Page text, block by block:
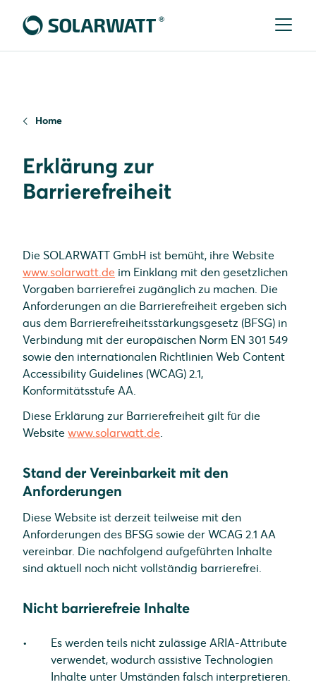
Home
Erklärung zur
Barrierefreiheit
Die SOLARWATT GmbH ist bemüht, ihre Website
www.solarwatt.de im Einklang mit den gesetzlichen
Vorgaben barrierefrei zugänglich zu machen. Die
Anforderungen an die Barrierefreiheit ergeben sich
aus dem Barrierefreiheitsstärkungsgesetz (BFSG) in
Verbindung mit der europäischen Norm EN 301 549
sowie den internationalen Richtlinien Web Content
Accessibility Guidelines (WCAG) 2.1,
Konformitätsstufe AA.
Diese Erklärung zur Barrierefreiheit gilt für die
Website www.solarwatt.de.
Stand der Vereinbarkeit mit den
Anforderungen
Diese Website ist derzeit teilweise mit den
Anforderungen des BFSG sowie der WCAG 2.1 AA
vereinbar. Die nachfolgend aufgeführten Inhalte
sind aktuell noch nicht vollständig barrierefrei.
Nicht barrierefreie Inhalte
Es werden teils nicht zulässige ARIA-Attribute
verwendet, wodurch assistive Technologien
Inhalte unter Umständen falsch interpretieren.